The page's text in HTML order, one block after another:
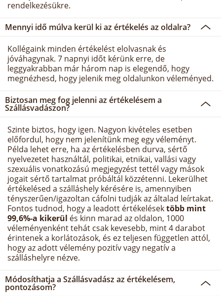
rendelkezésükre.
Mennyi idő múlva kerül ki az értékelés az oldalra?
Kollégaink minden értékelést elolvasnak és
jóváhagynak. 7 napnyi időt kérünk erre, de
leggyakrabban már három nap is elegendő, hogy
megnézhesd, hogy jelenik meg oldalunkon véleményed.
Biztosan meg fog jelenni az értékelésem a
Szállásvadászon?
Szinte biztos, hogy igen. Nagyon kivételes esetben
előfordul, hogy nem jelenítünk meg egy véleményt.
Példa lehet erre, ha az értékelésben durva, sértő
nyelvezetet használtál, politikai, etnikai, vallási vagy
szexuális vonatkozású megjegyzést tettél vagy mások
jogait sértő tartalmat próbáltál közzétenni. Lekerülhet
értékelésed a szálláshely kérésére is, amennyiben
tényszerűen/igazoltan cáfolni tudják az általad leírtakat.
Fontos tudnod, hogy a leadott értékelésektöbb mint
99,6%-a kikerül és kinn marad az oldalon, 1000
véleményenként tehát csak kevesebb, mint 4 darabot
érintenek a korlátozások, és ez teljesen független attól,
hogy az adott vélemény pozitív vagy negatív a
szálláshelyre nézve.
Módosíthatja a Szállásvadász az értékelésem,
pontozásom?